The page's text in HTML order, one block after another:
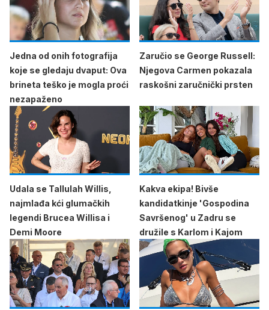
Jedna od onih fotografija
koje se gledaju dvaput: Ova
brineta teško je mogla proći
nezapaženo
Zaručio se George Russell:
Njegova Carmen pokazala
raskošni zaručnički prsten
Udala se Tallulah Willis,
najmlađa kći glumačkih
legendi Brucea Willisa i
Demi Moore
Kakva ekipa! Bivše
kandidatkinje 'Gospodina
Savršenog' u Zadru se
družile s Karlom i Kajom